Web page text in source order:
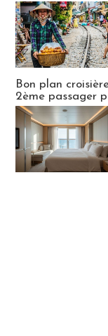
Bon plan
2ème passager